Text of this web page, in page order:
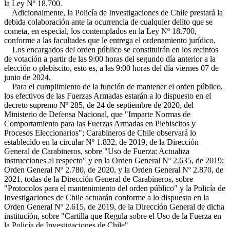
la Ley Nº 18.700.
Adicionalmente, la Policía de Investigaciones de Chile prestará la
debida colaboración ante la ocurrencia de cualquier delito que se
cometa, en especial, los contemplados en la Ley Nº 18.700,
conforme a las facultades que le entrega el ordenamiento jurídico.
Los encargados del orden público se constituirán en los recintos
de votación a partir de las 9:00 horas del segundo día anterior a la
elección o plebiscito, esto es, a las 9:00 horas del día viernes 07 de
junio de 2024.
Para el cumplimiento de la función de mantener el orden público,
los efectivos de las Fuerzas Armadas estarán a lo dispuesto en el
decreto supremo Nº 285, de 24 de septiembre de 2020, del
Ministerio de Defensa Nacional, que "Imparte Normas de
Comportamiento para las Fuerzas Armadas en Plebiscitos y
Procesos Eleccionarios"; Carabineros de Chile observará lo
establecido en la circular Nº 1.832, de 2019, de la Dirección
General de Carabineros, sobre "Uso de Fuerza: Actualiza
instrucciones al respecto" y en la Orden General Nº 2.635, de 2019;
Orden General Nº 2.780, de 2020, y la Orden General Nº 2.870, de
2021, todas de la Dirección General de Carabineros, sobre
"Protocolos para el mantenimiento del orden público" y la Policía de
Investigaciones de Chile actuarán conforme a lo dispuesto en la
Orden General Nº 2.615, de 2019, de la Dirección General de dicha
institución, sobre "Cartilla que Regula sobre el Uso de la Fuerza en
la Policía de Investigaciones de Chile".